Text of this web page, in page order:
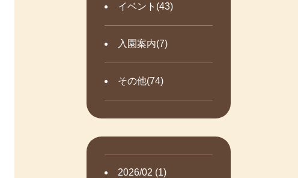
イベント(43)
入園案内(7)
その他(74)
2026/02 (1)